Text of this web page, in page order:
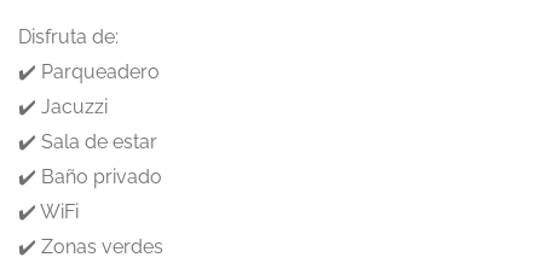
Disfruta de:
✔️ Parqueadero
✔️ Jacuzzi
✔️ Sala de estar
✔️ Baño privado
✔️ WiFi
✔️ Zonas verdes